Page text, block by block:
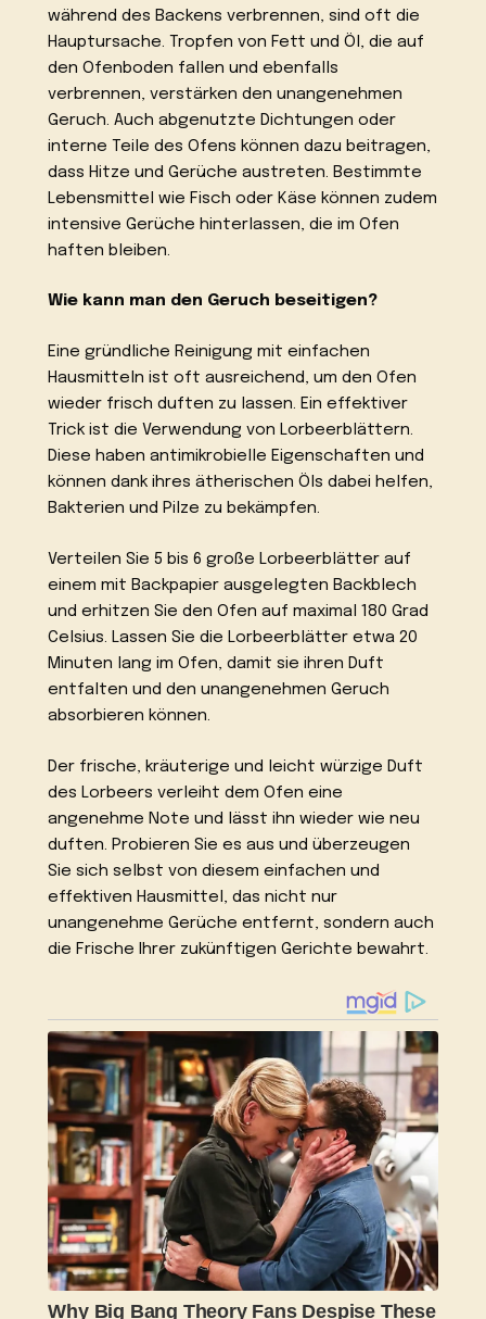
während des Backens verbrennen, sind oft die
Hauptursache. Tropfen von Fett und Öl, die auf
den Ofenboden fallen und ebenfalls
verbrennen, verstärken den unangenehmen
Geruch. Auch abgenutzte Dichtungen oder
interne Teile des Ofens können dazu beitragen,
dass Hitze und Gerüche austreten. Bestimmte
Lebensmittel wie Fisch oder Käse können zudem
intensive Gerüche hinterlassen, die im Ofen
haften bleiben.
Wie kann man den Geruch beseitigen?
Eine gründliche Reinigung mit einfachen
Hausmitteln ist oft ausreichend, um den Ofen
wieder frisch duften zu lassen. Ein effektiver
Trick ist die Verwendung von Lorbeerblättern.
Diese haben antimikrobielle Eigenschaften und
können dank ihres ätherischen Öls dabei helfen,
Bakterien und Pilze zu bekämpfen.
Verteilen Sie 5 bis 6 große Lorbeerblätter auf
einem mit Backpapier ausgelegten Backblech
und erhitzen Sie den Ofen auf maximal 180 Grad
Celsius. Lassen Sie die Lorbeerblätter etwa 20
Minuten lang im Ofen, damit sie ihren Duft
entfalten und den unangenehmen Geruch
absorbieren können.
Der frische, kräuterige und leicht würzige Duft
des Lorbeers verleiht dem Ofen eine
angenehme Note und lässt ihn wieder wie neu
duften. Probieren Sie es aus und überzeugen
Sie sich selbst von diesem einfachen und
effektiven Hausmittel, das nicht nur
unangenehme Gerüche entfernt, sondern auch
die Frische Ihrer zukünftigen Gerichte bewahrt.